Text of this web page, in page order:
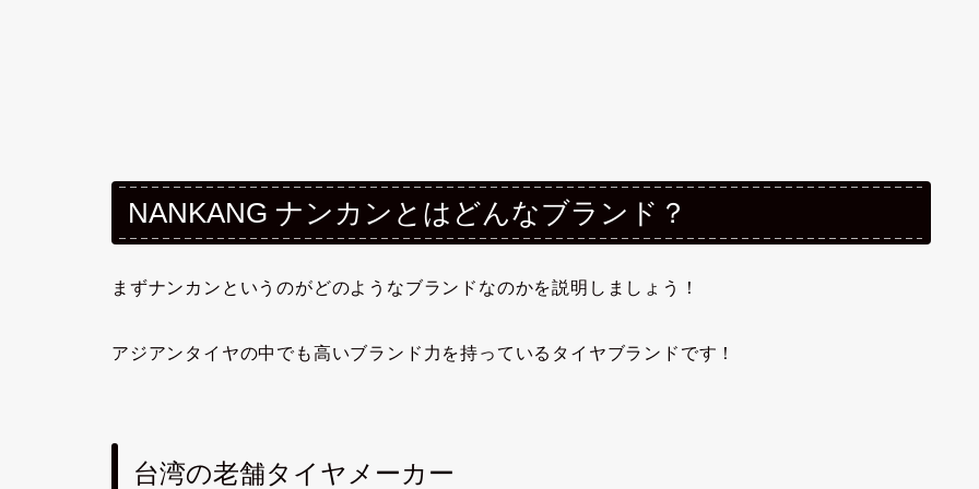
NANKANG ナンカンとはどんなブランド？
まずナンカンというのがどのようなブランドなのかを説明しましょう！
アジアンタイヤの中でも高いブランド力を持っているタイヤブランドです！
台湾の老舗タイヤメーカー